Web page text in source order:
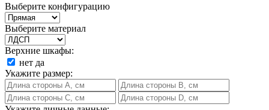
Выберите конфигурацию
Выберите материал
Верхние шкафы:
нет да
Укажите размер: